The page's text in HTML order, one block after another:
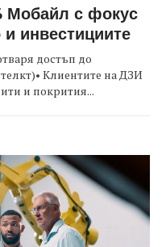
Мобайл с фокус
инвестициите
достъп до
Клиентите на ДЗИ
и покрития...